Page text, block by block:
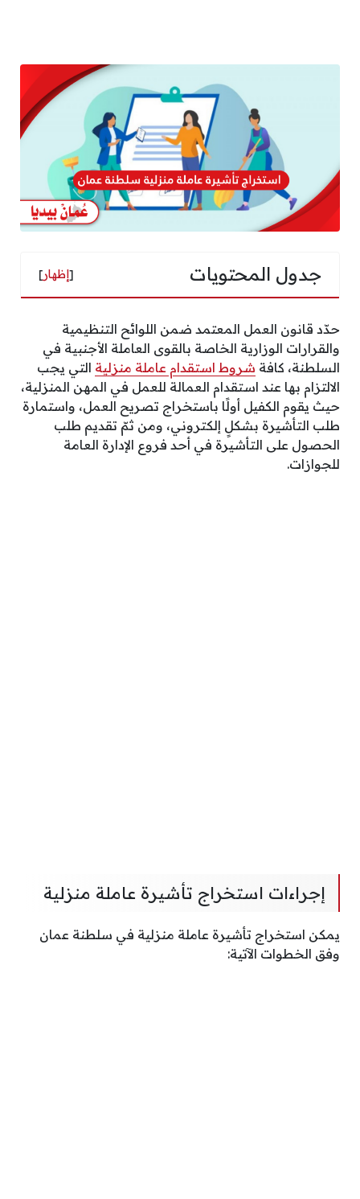
جدول المحتويات [إظهار]
حدّد قانون العمل المعتمد ضمن اللوائح التنظيمية
والقرارات الوزارية الخاصة بالقوى العاملة الأجنبية في
السلطنة، كافة شروط استقدام عاملة منزلية التي يجب
الالتزام بها عند استقدام العمالة للعمل في المهن المنزلية،
حيث يقوم الكفيل أولًا باستخراج تصريح العمل، واستمارة
طلب التأشيرة بشكلٍ إلكتروني، ومن ثمّ تقديم طلب
الحصول على التأشيرة في أحد فروع الإدارة العامة
للجوازات.
إجراءات استخراج تأشيرة عاملة منزلية
يمكن استخراج تأشيرة عاملة منزلية في سلطنة عمان
وفق الخطوات الآتية: